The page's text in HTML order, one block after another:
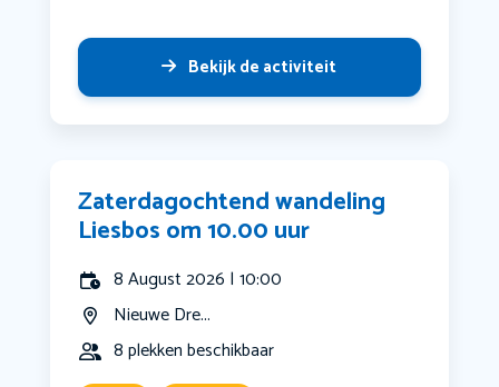
Bekijk de activiteit
Zaterdagochtend wandeling
Liesbos om 10.00 uur
8 August 2026 | 10:00
Nieuwe Dre...
8 plekken beschikbaar